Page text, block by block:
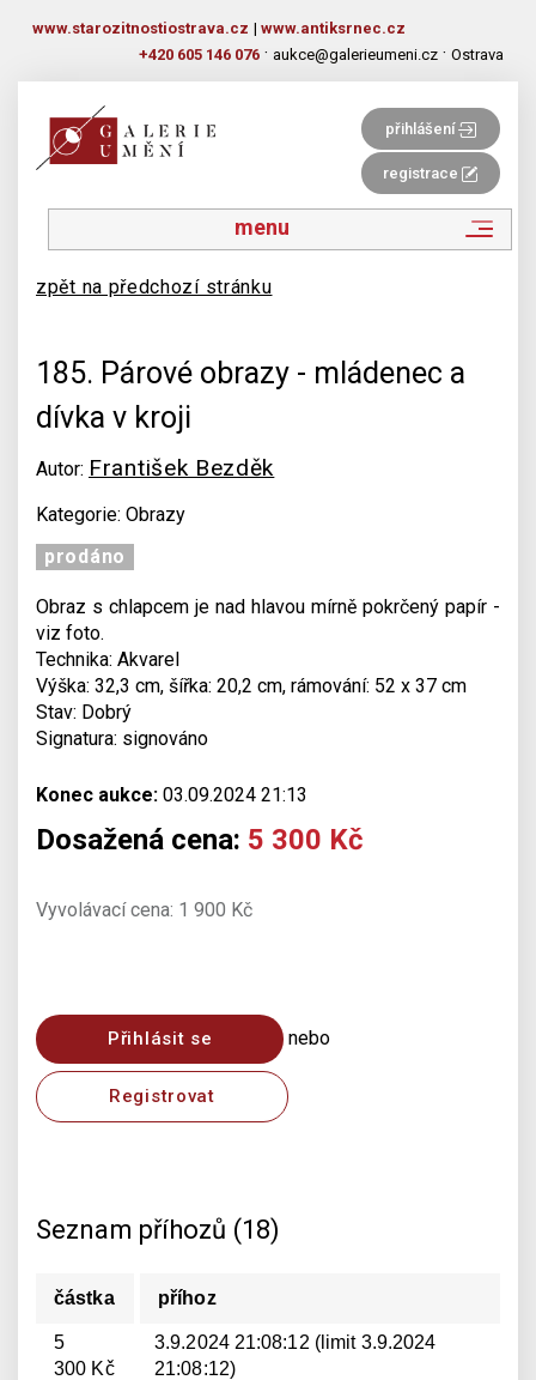
www.starozitnostiostrava.cz | www.antiksrnec.cz
+420 605 146 076 · aukce@galerieumeni.cz · Ostrava
přihlášení
registrace
menu
zpět na předchozí stránku
185. Párové obrazy - mládenec a
dívka v kroji
Autor: František Bezděk
Kategorie: Obrazy
prodáno
Obraz s chlapcem je nad hlavou mírně pokrčený papír -
viz foto.
Technika: Akvarel
Výška: 32,3 cm, šířka: 20,2 cm, rámování: 52 x 37 cm
Stav: Dobrý
Signatura: signováno
Konec aukce: 03.09.2024 21:13
Dosažená cena: 5 300 Kč
Vyvolávací cena: 1 900 Kč
Přihlásit se nebo
Registrovat
Seznam příhozů (18)
částka příhoz
5
300 Kč
3.9.2024 21:08:12 (limit 3.9.2024
21:08:12)